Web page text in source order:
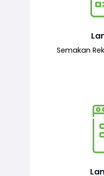
Semakan
Semakan ke
yang pernah
Pemohon
baharu